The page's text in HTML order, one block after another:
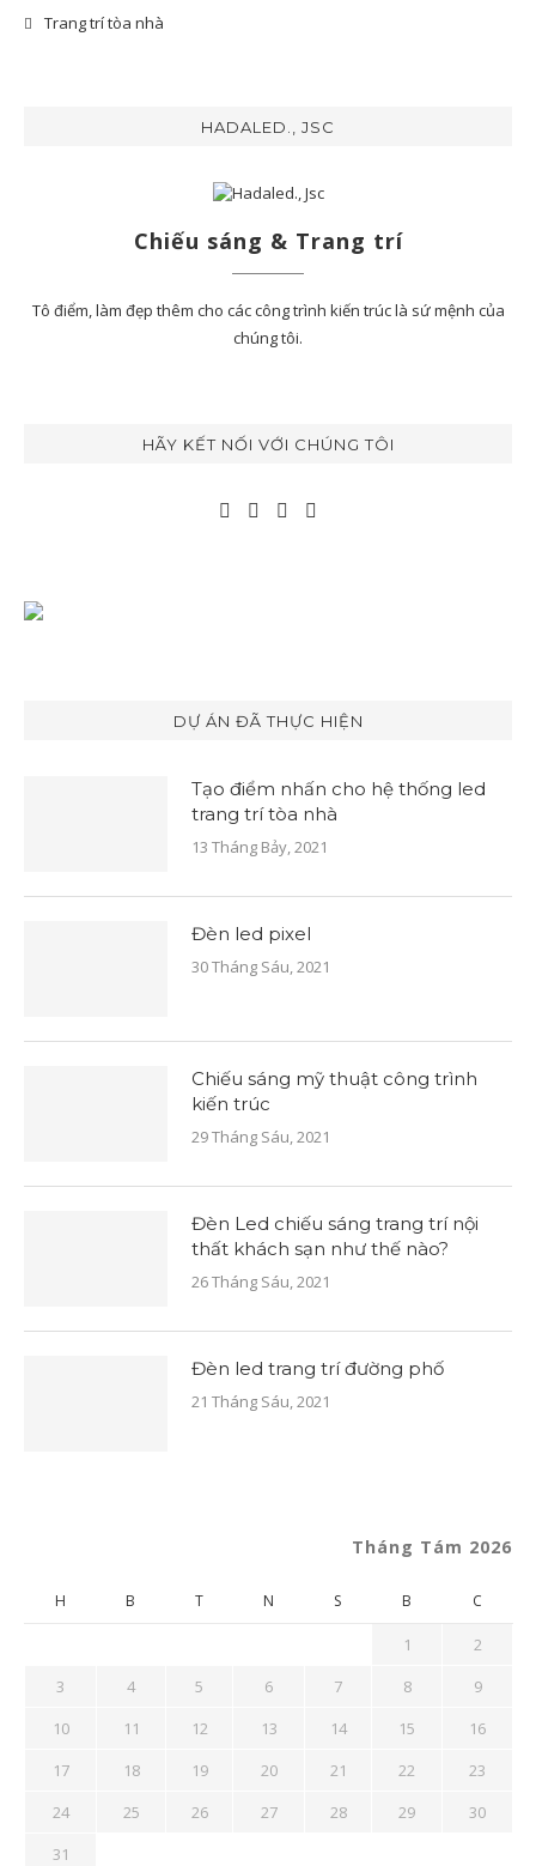
Trang trí tòa nhà
HADALED., JSC
Chiếu sáng & Trang trí
Tô điểm, làm đẹp thêm cho các công trình kiến trúc là sứ mệnh của
chúng tôi.
HÃY KẾT NỐI VỚI CHÚNG TÔI
DỰ ÁN ĐÃ THỰC HIỆN
Tạo điểm nhấn cho hệ thống led
trang trí tòa nhà
13 Tháng Bảy, 2021
Đèn led pixel
30 Tháng Sáu, 2021
Chiếu sáng mỹ thuật công trình
kiến trúc
29 Tháng Sáu, 2021
Đèn Led chiếu sáng trang trí nội
thất khách sạn như thế nào?
26 Tháng Sáu, 2021
Đèn led trang trí đường phố
21 Tháng Sáu, 2021
Tháng Tám 2026
H B T N S B C
1
2
3
4 5 6 7 8
9
10
11 12 13 14 15
16
17
18 19 20 21 22
23
24
25 26 27 28 29
30
31